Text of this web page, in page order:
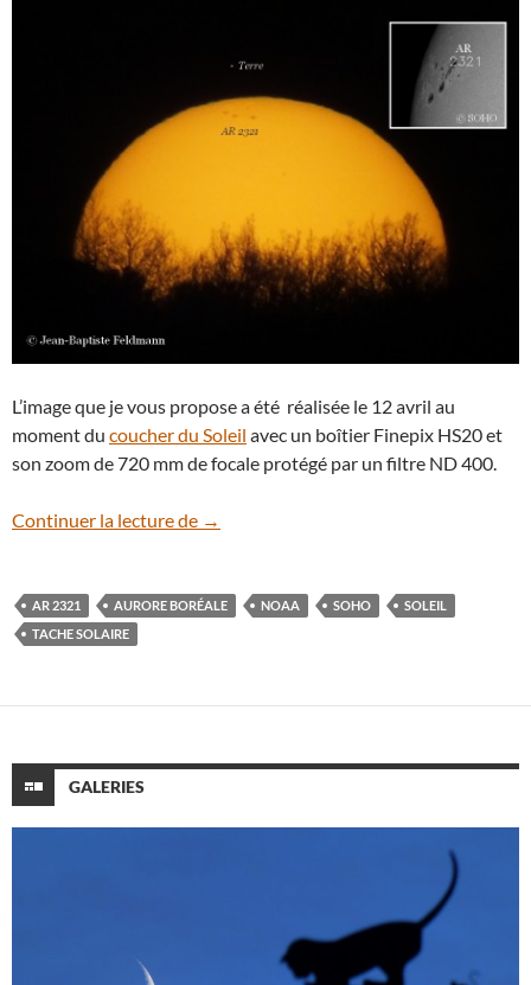
L’image que je vous propose a été réalisée le 12 avril au
moment du coucher du Soleil avec un boîtier Finepix HS20 et
son zoom de 720 mm de focale protégé par un filtre ND 400.
Continuer la lecture de AR 2321, un important groupe de
→
AR 2321 AURORE BORÉALE NOAA SOHO
SOLEIL
TACHE SOLAIRE
GALERIES